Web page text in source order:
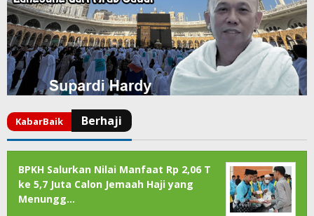
BPKH Salurkan Nilai Manfaat Rp 2,06 T
ke 5,7 Juta Calon Jemaah Haji yang
Menungg…